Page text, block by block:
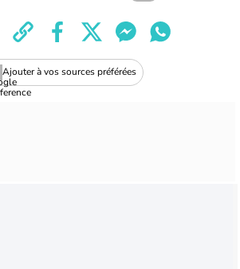
Ajouter à vos sources préférées